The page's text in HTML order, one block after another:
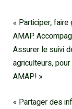
« Participer,
AMAP.
Assurer le suivi
agriculteurs,
AMAP! »
« Partager des